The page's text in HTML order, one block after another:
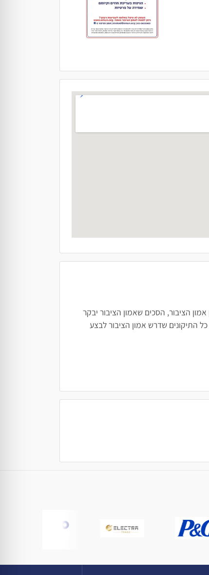
הציבור, הסכים שאמון הציבור יבקר
התיקונים שדרש אמון הציבור לבצע